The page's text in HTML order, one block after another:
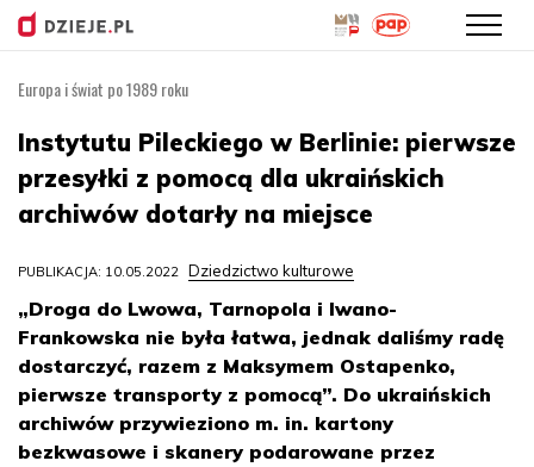
treści
Europa i świat po 1989 roku
Instytutu Pileckiego w Berlinie: pierwsze
przesyłki z pomocą dla ukraińskich
archiwów dotarły na miejsce
PUBLIKACJA: 10.05.2022 Dziedzictwo kulturowe
„Droga do Lwowa, Tarnopola i Iwano-
Frankowska nie była łatwa, jednak daliśmy radę
dostarczyć, razem z Maksymem Ostapenko,
pierwsze transporty z pomocą”. Do ukraińskich
archiwów przywieziono m. in. kartony
bezkwasowe i skanery podarowane przez